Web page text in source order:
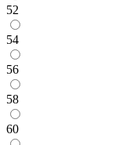
52
54
56
58
60